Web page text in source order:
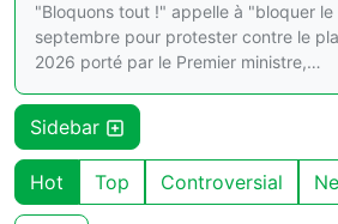
"Bloquons tout !" appelle à "bloquer le
septembre pour protester contre le
2026 porté par le Premier ministre,…
Sidebar
Hot Top Controversial